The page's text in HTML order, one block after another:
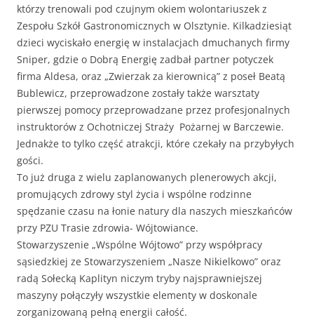
którzy trenowali pod czujnym okiem wolontariuszek z
Zespołu Szkół Gastronomicznych w Olsztynie. Kilkadziesiąt
dzieci wyciskało energię w instalacjach dmuchanych firmy
Sniper, gdzie o Dobrą Energię zadbał partner potyczek
firma Aldesa, oraz „Zwierzak za kierownicą” z poseł Beatą
Bublewicz, przeprowadzone zostały także warsztaty
pierwszej pomocy przeprowadzane przez profesjonalnych
instruktorów z Ochotniczej Straży Pożarnej w Barczewie.
Jednakże to tylko część atrakcji, które czekały na przybyłych
gości.
To już druga z wielu zaplanowanych plenerowych akcji,
promujących zdrowy styl życia i wspólne rodzinne
spędzanie czasu na łonie natury dla naszych mieszkańców
przy PZU Trasie zdrowia- Wójtowiance.
Stowarzyszenie „Wspólne Wójtowo” przy współpracy
sąsiedzkiej ze Stowarzyszeniem „Nasze Nikielkowo” oraz
radą Sołecką Kaplityn niczym tryby najsprawniejszej
maszyny połączyły wszystkie elementy w doskonale
zorganizowaną pełną energii całość.